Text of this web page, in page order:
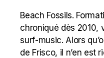
Beach Fossils.
chroniqué dès 2010,
surf-music. Alors
de Frisco, il n’en est